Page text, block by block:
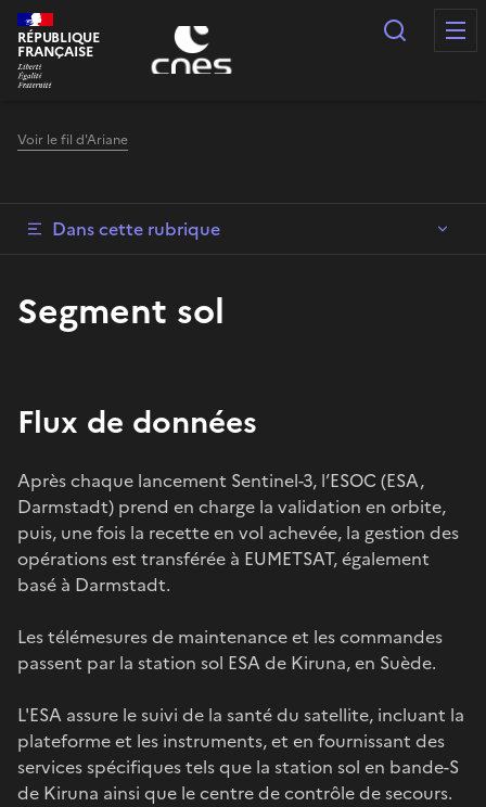
Panneau de gestion des cookies
RÉPUBLIQUE
FRANÇAISE
Voir le fil d'Ariane
Dans cette rubrique
Segment sol
Flux de données
Après chaque lancement Sentinel-3, l’ESOC (ESA,
Darmstadt) prend en charge la validation en orbite,
puis, une fois la recette en vol achevée, la gestion des
opérations est transférée à EUMETSAT, également
basé à Darmstadt.
Les télémesures de maintenance et les commandes
passent par la station sol ESA de Kiruna, en Suède.
L'ESA assure le suivi de la santé du satellite, incluant la
plateforme et les instruments, et en fournissant des
services spécifiques tels que la station sol en bande-S
de Kiruna ainsi que le centre de contrôle de secours.